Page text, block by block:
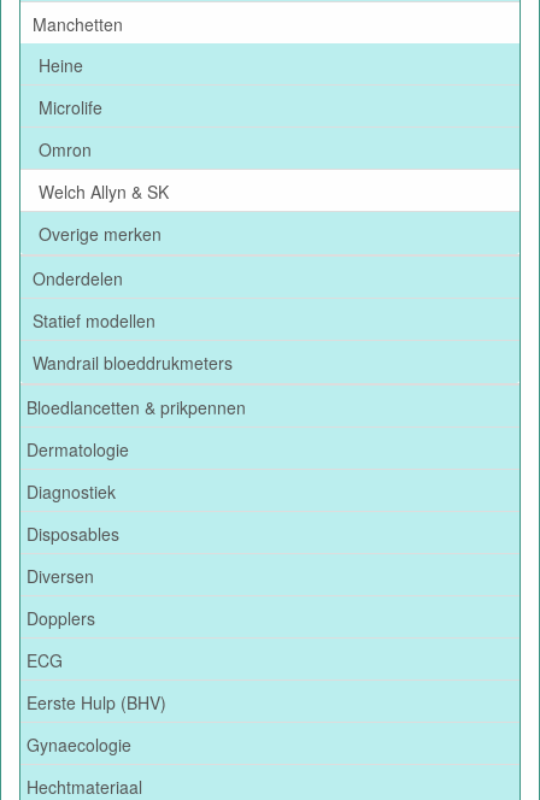
Manchetten
Heine
Microlife
Omron
Welch Allyn & SK
Overige merken
Onderdelen
Statief modellen
Wandrail bloeddrukmeters
Bloedlancetten & prikpennen
Dermatologie
Diagnostiek
Disposables
Diversen
Dopplers
ECG
Eerste Hulp (BHV)
Gynaecologie
Hechtmateriaal